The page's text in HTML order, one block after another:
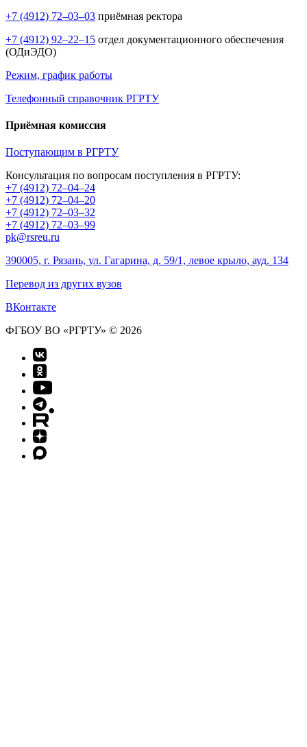
+7 (4912) 72–03–03 приёмная ректора
+7 (4912) 92–22–15 отдел документационного обеспечения
(ОДиЭДО)
Режим, график работы
Телефонный справочник РГРТУ
Приёмная комиссия
Поступающим в РГРТУ
Консультация по вопросам поступления в РГРТУ:
+7 (4912) 72–04–24
+7 (4912) 72–04–20
+7 (4912) 72–03–32
+7 (4912) 72–03–99
pk@rsreu.ru
390005, г. Рязань, ул. Гагарина, д. 59/1, левое крыло, ауд. 134
Перевод из других вузов
ВКонтакте
ФГБОУ ВО «РГРТУ» © 2026